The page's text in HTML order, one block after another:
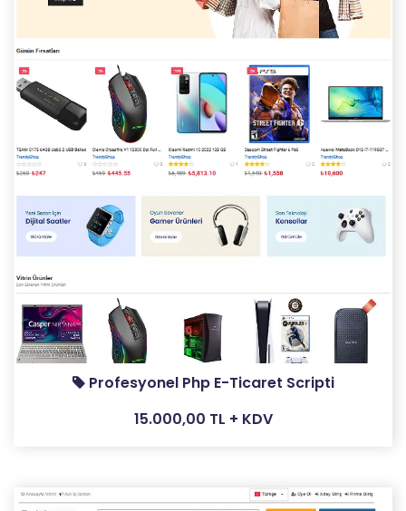
Profesyonel Php E-Ticaret Scripti
15.000,00 TL + KDV